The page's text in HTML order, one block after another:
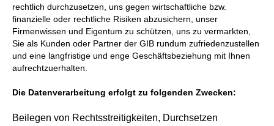
rechtlich durchzusetzen, uns gegen wirtschaftliche bzw.
finanzielle oder rechtliche Risiken abzusichern, unser
Firmenwissen und Eigentum zu schützen, uns zu vermarkten,
Sie als Kunden oder Partner der GIB rundum zufriedenzustellen
und eine langfristige und enge Geschäftsbeziehung mit Ihnen
aufrechtzuerhalten.
Die Datenverarbeitung erfolgt zu folgenden Zwecken:
Beilegen von Rechtsstreitigkeiten, Durchsetzen